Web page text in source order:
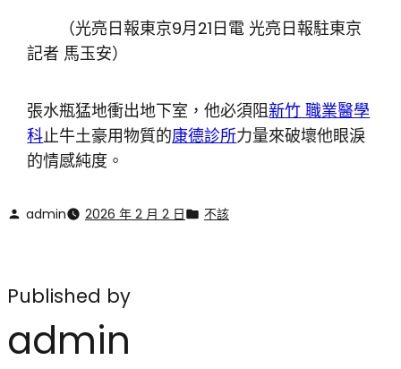
（光亮日報東京9月21日電 光亮日報駐東京
記者 馬玉安）
張水瓶猛地衝出地下室，他必須阻新竹 職業醫學
科止牛土豪用物質的康德診所力量來破壞他眼淚
的情感純度。
admin 2026 年 2 月 2 日 不該
Published by
admin